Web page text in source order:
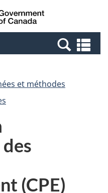
Canada
et
et méthodes
(CPE)